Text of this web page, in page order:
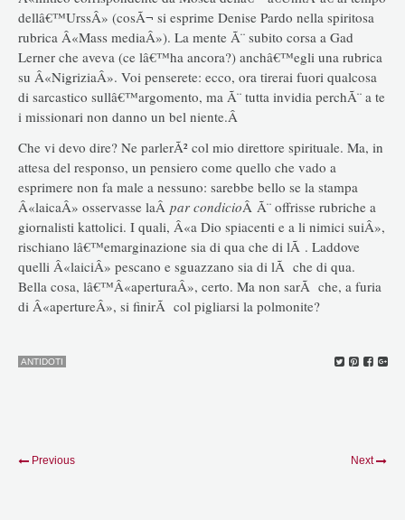
dellâ€™UrssÂ» (cosÃ¬ si esprime Denise Pardo nella spiritosa
rubrica Â«Mass mediaÂ»). La mente Ã¨ subito corsa a Gad
Lerner che aveva (ce lâ€™ha ancora?) anchâ€™egli una rubrica
su Â«NigriziaÂ». Voi penserete: ecco, ora tirerai fuori qualcosa
di sarcastico sullâ€™argomento, ma Ã¨ tutta invidia perchÃ¨ a te
i missionari non danno un bel niente.Â
Che vi devo dire? Ne parlerÃ² col mio direttore spirituale. Ma, in
attesa del responso, un pensiero come quello che vado a
esprimere non fa male a nessuno: sarebbe bello se la stampa
Â«laicaÂ» osservasse laÂ par condicioÂ Ã¨ offrisse rubriche a
giornalisti kattolici. I quali, Â«a Dio spiacenti e a li nimici suiÂ»,
rischiano lâ€™emarginazione sia di qua che di lÃ . Laddove
quelli Â«laiciÂ» pescano e sguazzano sia di lÃ che di qua.
Bella cosa, lâ€™Â«aperturaÂ», certo. Ma non sarÃ che, a furia
di Â«apertureÂ», si finirÃ col pigliarsi la polmonite?
ANTIDOTI
Previous Next